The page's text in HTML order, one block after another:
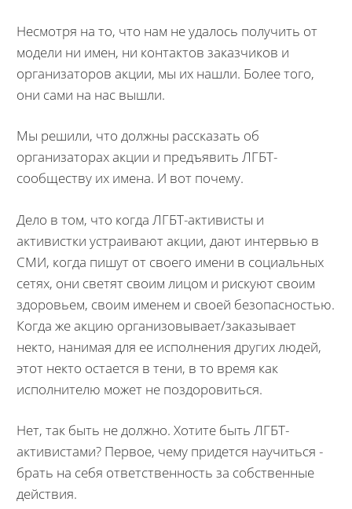
Несмотря на то, что нам не удалось получить от
модели ни имен, ни контактов заказчиков и
организаторов акции, мы их нашли. Более того,
они сами на нас вышли.
Мы решили, что должны рассказать об
организаторах акции и предъявить ЛГБТ-
сообществу их имена. И вот почему.
Дело в том, что когда ЛГБТ-активисты и
активистки устраивают акции, дают интервью в
СМИ, когда пишут от своего имени в социальных
сетях, они светят своим лицом и рискуют своим
здоровьем, своим именем и своей безопасностью.
Когда же акцию организовывает/заказывает
некто, нанимая для ее исполнения других людей,
этот некто остается в тени, в то время как
исполнителю может не поздоровиться.
Нет, так быть не должно. Хотите быть ЛГБТ-
активистами? Первое, чему придется научиться -
брать на себя ответственность за собственные
действия.